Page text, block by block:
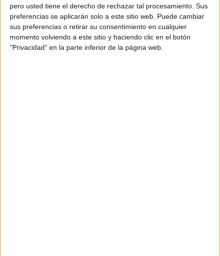
pero usted tiene el derecho de rechazar tal procesamiento. Sus
preferencias se aplicarán solo a este sitio web. Puede cambiar
sus preferencias o retirar su consentimiento en cualquier
momento volviendo a este sitio y haciendo clic en el botón
"Privacidad" en la parte inferior de la página web.
com hem pogut veure amb molts atestats
practicats", ha afegit.